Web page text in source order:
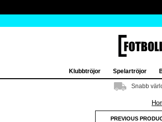
Klubbtröjor Spelartröjor
Snabb
PREVIOUS